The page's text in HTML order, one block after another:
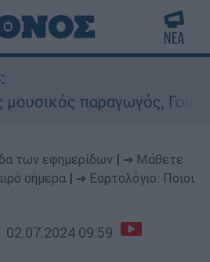
παραγωγός, Γουίλιαμ
των εφημερίδων
➔ Μάθετε
σήμερα
➔ Εορτολόγιο: Ποιοι
02.07.2024 09:59